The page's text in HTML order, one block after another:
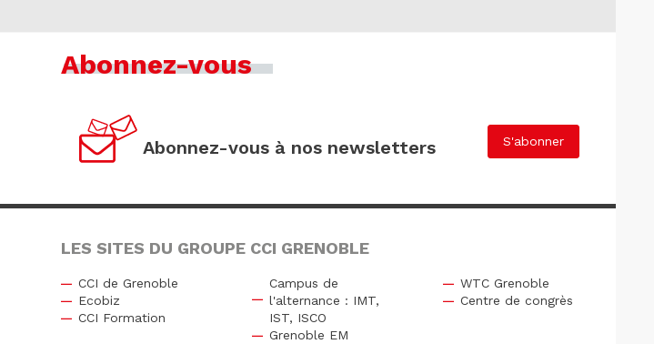
Abonnez-vous
Abonnez-vous à nos newsletters S'abonner
LES SITES DU GROUPE CCI GRENOBLE
CCI de Grenoble
Ecobiz
CCI Formation
Campus de
l'alternance : IMT,
IST, ISCO
Grenoble EM
WTC Grenoble
Centre de congrès